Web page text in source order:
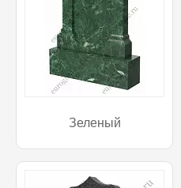
Зеленый